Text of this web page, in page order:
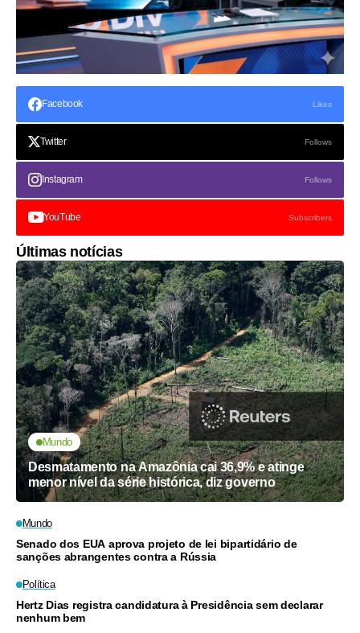
Facebook Likes
Twitter Follows
Instagram Follows
YouTube Subscribers
Últimas notícias
Mundo
Desmatamento na Amazônia cai 36,9% e atinge
menor nível da série histórica, diz governo
Mundo
Senado dos EUA aprova projeto de lei bipartidário de
sanções abrangentes contra a Rússia
Política
Hertz Dias registra candidatura à Presidência sem declarar
nenhum bem